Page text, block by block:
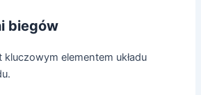
biegów
elementem układu